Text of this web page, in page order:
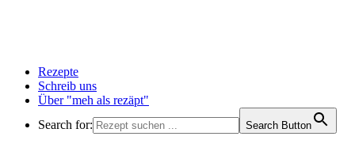
Rezepte
Schreib uns
Über "meh als rezäpt"
Search for:
Search Button